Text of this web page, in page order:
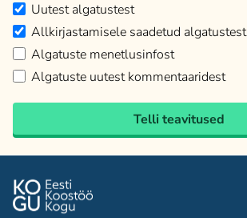
Uutest algatustest
Allkirjastamisele saadetud algatustest
Algatuste menetlusinfost
Algatuste uutest kommentaaridest
Telli teavitused